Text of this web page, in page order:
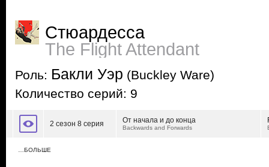
Стюардесса
The Flight Attendant
Роль: Бакли Уэр (Buckley Ware)
Количество серий: 9
2 сезон 8 серия От начала и до конца
Backwards and Forwards
…БОЛЬШЕ